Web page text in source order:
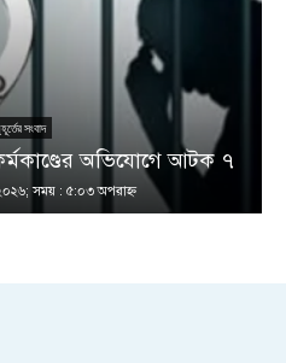
সংবাদ
অভিযোগে আটক ৭
সময় : ৫:০৩ অপরাহ্ণ